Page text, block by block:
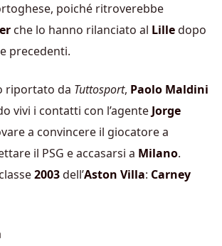
poiché ritroverebbe
che lo hanno rilanciato al Lilledopo
precedenti.
riportato da Tuttosport, Paolo Maldini
vivi i contatti con l’agente Jorge
a convincere il giocatore a
il PSG e accasarsi a Milano.
2003dell’Aston Villa: Carney